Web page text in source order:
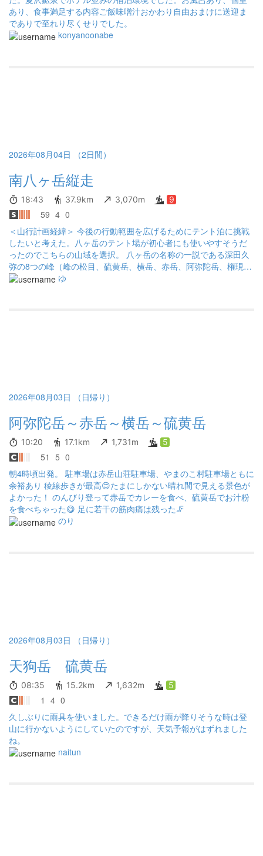
あり、食事満足する内容ご飯味噌汁おかわり自由おまけに送迎ま
でありで至れり尽くせりでした。
konyanoonabe
2026年08月04日 （2日間）
南八ヶ岳縦走
18:43 37.9km 3,070m 9
59 4 0
＜山行計画経緯＞ 今後の行動範囲を広げるためにテント泊に挑戦
したいと考えた。八ヶ岳のテント場が初心者にも使いやすそうだ
ったのでこちらの山域を選択。 八ヶ岳の名称の一説である深田久
弥の8つの峰（峰の松目、硫黄岳、横岳、赤岳、阿弥陀岳、権現
岳、編笠山、西岳）とルートの途中にある北八ヶ岳のにゅう、天
煙はじめるカス。有名所は本当にこういうところがネックであ
てきた。今後の活動域を広げるためにしっかりものにしていきた
い。サイトの状況次第で設営の難度が大きく変わるので少し焦っ
た。防寒対策もしっかりしたと思ったけど、もう少し冷えてきた
らしんどかった。一回の実践で得るものがたくさんあって今後が
った以上に重くてペースが遅れた。日没までにマージンを取って
おいたので何とかはなったがトラブルがあったら対応しきれなか
ったので気を付けたい。 今回も無事に行程を終えることが出来て
なによりである。 ＜反省・改善点＞ -テント泊装備に慣れておら
ず荷物が大きく、歩き始めはかなり肩がいたくて背負いなおし
り後に設営したからどうしようもないが、自分が後から設営する
が気になった。パレットやすのこが敷いてあるサイトだったのだ
が、むしろ土の上の方が固さの面ではよかったかもしれない。サ
イトの状況を事前確認してマットの厚さを調整する必要がある。
対策③寒くて目が覚めることもあった。内気温10℃外気温5℃の
環境だったが、今のスリーピングシステムだと快眠には至れなか
ったので見直しが必要。 対策④パレットが若干斜めに傾いていた
のをあまり気に留めずに設営したが、すのこや土よりも滑りやす
くほんの少しの傾きでもかなりストレスになった。可能な限り平
坦を意識すると同時に底面の材質にも注目が必要。 -計画よりもペ
ゆ
2026年08月03日 （日帰り）
阿弥陀岳～赤岳～横岳～硫黄岳
10:20 17.1km 1,731m 5
51 5 0
朝4時頃出発。 駐車場は赤岳山荘駐車場、やまのこ村駐車場ともに
余裕あり 稜線歩きが最高😊たまにしかない晴れ間で見える景色が
よかった！ のんびり登って赤岳でカレーを食べ、硫黄岳でお汁粉
を食べちゃった😋 足に若干の筋肉痛は残った🦵
のり
2026年08月03日 （日帰り）
天狗岳 硫黄岳
08:35 15.2km 1,632m 5
1 4 0
久しぶりに雨具を使いました。できるだけ雨が降りそうな時は登
山に行かないようにしていたのですが、天気予報がはずれました
ね。
naitun